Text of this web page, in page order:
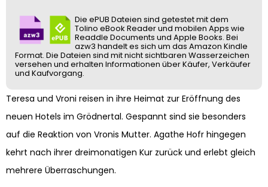
Teresa und Vroni reisen in ihre Heimat zur Eröffnung des
neuen Hotels im Grödnertal. Gespannt sind sie besonders
auf die Reaktion von Vronis Mutter. Agathe Hofr hingegen
kehrt nach ihrer dreimonatigen Kur zurück und erlebt gleich
mehrere Überraschungen.
Die ePUB Dateien sind getestet mit dem
Tolino eBook Reader und mobilen Apps wie
Readdle Documents und Apple Books. Bei
azw3 handelt es sich um das Amazon Kindle
Format. Die Dateien sind mit nicht sichtbaren Wasserzeichen
versehen und erhalten Informationen über Käufer, Verkäufer
und Kaufvorgang.